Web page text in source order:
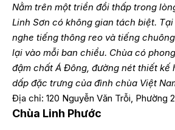
Nằm trên một triền đồi thấp trong
Linh Sơn có không gian tách biệt.
nghe tiếng thông reo và tiếng
lại vào mỗi ban chiều. Chùa có
đậm chất Á Đông, đường nét thiết kế
dấp đặc trưng của đình chùa Việt
Địa chỉ: 120 Nguyễn Văn Trỗi, Phường
Chùa Linh Phước